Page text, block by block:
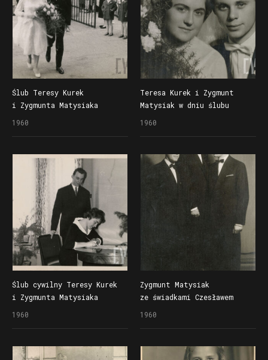
Ślub Teresy Kurek
i Zygmunta Matysiaka
w kościele Najświętszego
1960
Teresa Kurek i Zygmunt
Matysiak w dniu ślubu
1960
Ślub cywilny Teresy Kurek
i Zygmunta Matysiaka
1960
Zygmunt Matysiak
ze świadkami Czesławem
Nieponiem i Zdzisławem
1960